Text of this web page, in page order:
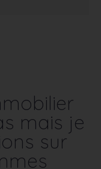
mais je
sur